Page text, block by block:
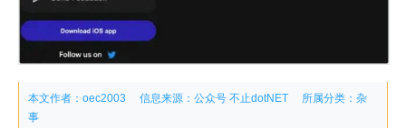
本文作者：oec2003 信息来源：公众号 不止dotNET 所属分类： 杂
事